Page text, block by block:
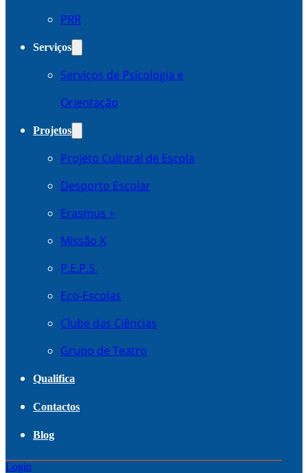
PRR
Serviços
Serviços de Psicologia e
Orientação
Projetos
Projeto Cultural de Escola
Desporto Escolar
Erasmus +
Missão X
P.E.P.S.
Eco-Escolas
Clube das Ciências
Grupo de Teatro
Qualifica
Contactos
Blog
Login